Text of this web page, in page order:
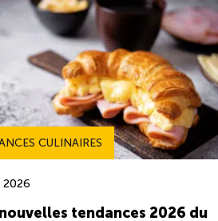
CULINAIRES
2026
nouvelles tendances 2026 du